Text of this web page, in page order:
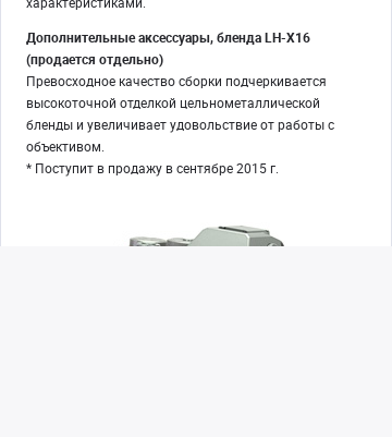
Дополнительные аксессуары, бленда LH-X16
(продается отдельно)
Превосходное качество сборки подчеркивается
высокоточной отделкой цельнометаллической
бленды и увеличивает удовольствие от работы с
объективом.
* Поступит в продажу в сентябре 2015 г.